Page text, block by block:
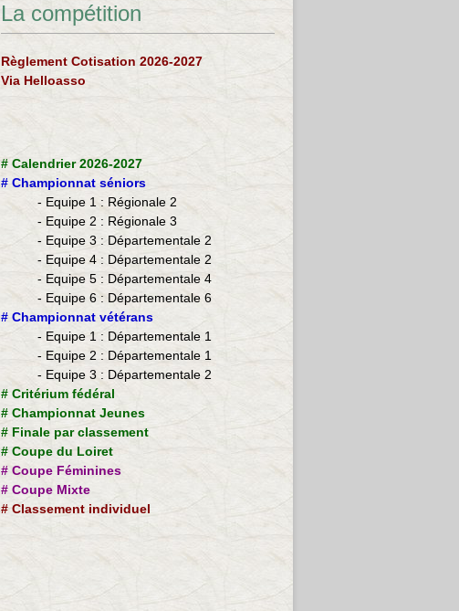
La compétition
Règlement Cotisation 2026-2027
Via Helloasso
# Calendrier 2026-2027
# Championnat séniors
- Equipe 1 : Régionale 2
- Equipe 2 : Régionale 3
- Equipe 3 : Départementale 2
- Equipe 4 : Départementale 2
- Equipe 5 : Départementale 4
- Equipe 6 : Départementale 6
​# Championnat vétérans
- ​Equipe 1 : Départementale 1
- Equipe 2 : Départementale 1
- Equipe 3 : Départementale 2
# Critérium fédéral
# Championnat Jeunes
# Finale par classement
# Coupe du Loiret
# Coupe Féminines
# Coupe Mixte
#Classement individuel